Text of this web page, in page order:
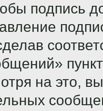
подпись
на это,